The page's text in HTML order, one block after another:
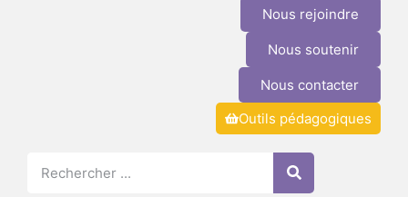
Nous rejoindre
Nous soutenir
Nous contacter
Outils pédagogiques